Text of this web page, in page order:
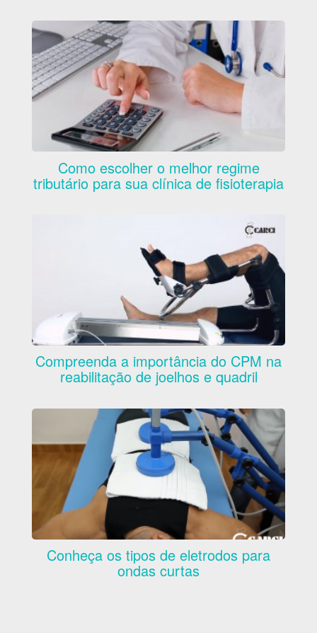
Como escolher o melhor regime
tributário para sua clínica de fisioterapia
Compreenda a importância do CPM na
reabilitação de joelhos e quadril
Conheça os tipos de eletrodos para
ondas curtas